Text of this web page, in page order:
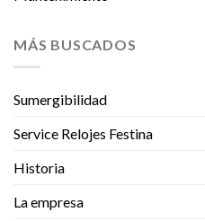
MÁS BUSCADOS
Sumergibilidad
Service Relojes Festina
Historia
La empresa